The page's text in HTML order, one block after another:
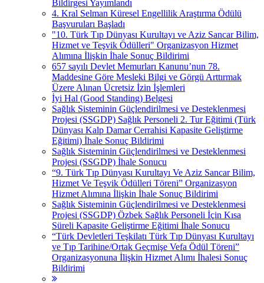
Bildirgesi Yayımlandı
4. Kral Selman Küresel Engellilik Araştırma Ödülü
Başvuruları Başladı
"10. Türk Tıp Dünyası Kurultayı ve Aziz Sancar Bilim,
Hizmet ve Teşvik Ödülleri" Organizasyon Hizmet
Alımına İlişkin İhale Sonuç Bildirimi
657 sayılı Devlet Memurları Kanunu’nun 78.
Maddesine Göre Mesleki Bilgi ve Görgü Arttırmak
Üzere Alınan Ücretsiz İzin İşlemleri
İyi Hal (Good Standing) Belgesi
Sağlık Sisteminin Güçlendirilmesi ve Desteklenmesi
Projesi (SSGDP) Sağlık Personeli 2. Tur Eğitimi (Türk
Dünyası Kalp Damar Cerrahisi Kapasite Geliştirme
Eğitimi) İhale Sonuç Bildirimi
Sağlık Sisteminin Güçlendirilmesi ve Desteklenmesi
Projesi (SSGDP) İhale Sonucu
“9. Türk Tıp Dünyası Kurultayı Ve Aziz Sancar Bilim,
Hizmet Ve Teşvik Ödülleri Töreni” Organizasyon
Hizmet Alımına İlişkin İhale Sonuç Bildirimi
Sağlık Sisteminin Güçlendirilmesi ve Desteklenmesi
Projesi (SSGDP) Özbek Sağlık Personeli İçin Kısa
Süreli Kapasite Geliştirme Eğitimi İhale Sonucu
“Türk Devletleri Teşkilatı Türk Tıp Dünyası Kurultayı
ve Tıp Tarihine/Ortak Geçmişe Vefa Ödül Töreni”
Organizasyonuna İlişkin Hizmet Alımı İhalesi Sonuç
Bildirimi